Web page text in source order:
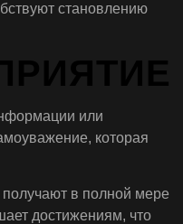
становлению
или
которая
в полной мере
достижениям, что